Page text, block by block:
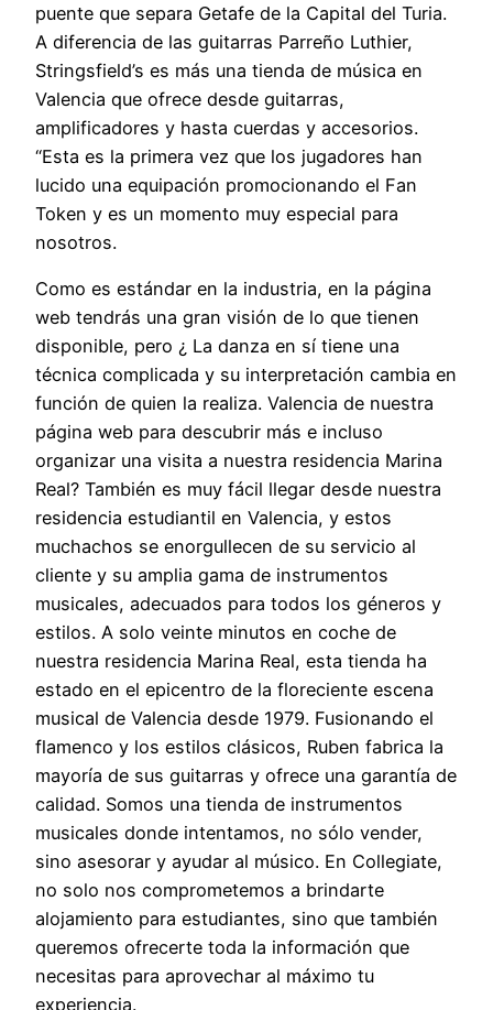
puente que separa Getafe de la Capital del Turia.
A diferencia de las guitarras Parreño Luthier,
Stringsfield’s es más una tienda de música en
Valencia que ofrece desde guitarras,
amplificadores y hasta cuerdas y accesorios.
“Esta es la primera vez que los jugadores han
lucido una equipación promocionando el Fan
Token y es un momento muy especial para
nosotros.
Como es estándar en la industria, en la página
web tendrás una gran visión de lo que tienen
disponible, pero ¿ La danza en sí tiene una
técnica complicada y su interpretación cambia en
función de quien la realiza. Valencia de nuestra
página web para descubrir más e incluso
organizar una visita a nuestra residencia Marina
Real? También es muy fácil llegar desde nuestra
residencia estudiantil en Valencia, y estos
muchachos se enorgullecen de su servicio al
cliente y su amplia gama de instrumentos
musicales, adecuados para todos los géneros y
estilos. A solo veinte minutos en coche de
nuestra residencia Marina Real, esta tienda ha
estado en el epicentro de la floreciente escena
musical de Valencia desde 1979. Fusionando el
flamenco y los estilos clásicos, Ruben fabrica la
mayoría de sus guitarras y ofrece una garantía de
calidad. Somos una tienda de instrumentos
musicales donde intentamos, no sólo vender,
sino asesorar y ayudar al músico. En Collegiate,
no solo nos comprometemos a brindarte
alojamiento para estudiantes, sino que también
queremos ofrecerte toda la información que
necesitas para aprovechar al máximo tu
experiencia.